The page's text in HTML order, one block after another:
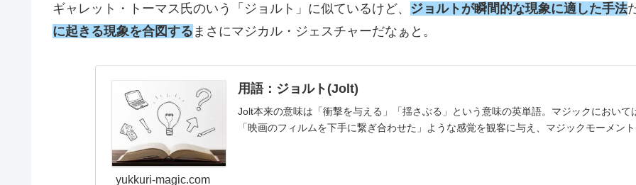
ギャレット・トーマス氏のいう「ジョルト」に似ているけど、 ジョルトが瞬間的な現象に適した手法
に起きる現象を合図する まさにマジカル・ジェスチャーだなぁと。
用語：ジョルト(Jolt)
Jolt本来の意味は「衝撃を与える」「揺さぶる」という意味の英単語。マジックにおい
「映画のフィルムを下手に繋ぎ合わせた」ような感覚を観客に与え、マジックモーメン
yukkuri-magic.com